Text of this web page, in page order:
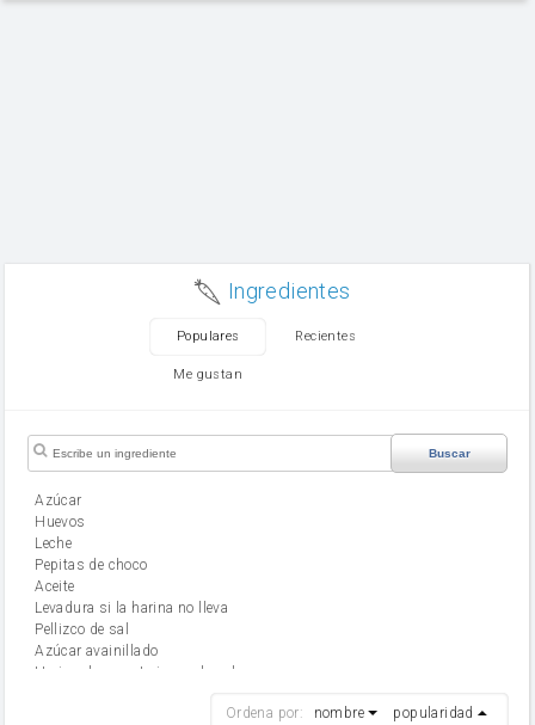
Ingredientes
Populares Recientes
Me gustan
Buscar
Azúcar
huevos
leche
Pepitas de choco
aceite
Levadura si la harina no lleva
Pellizco de sal
Azúcar avainillado
Harina de reposteria con levadura
Ordena por: nombre popularidad